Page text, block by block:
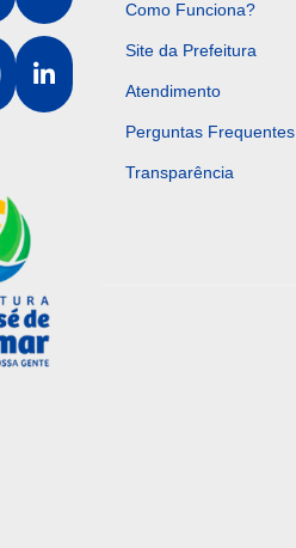
Como Funciona?
Site da Prefeitura
Atendimento
Perguntas Frequentes
Transparência